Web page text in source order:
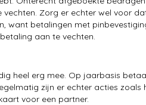
Zorg er echter wel voor
want betalingen met
aan te vechten.
heel erg mee. Op jaarbasis
zijn er echter acties zoals
voor een partner.